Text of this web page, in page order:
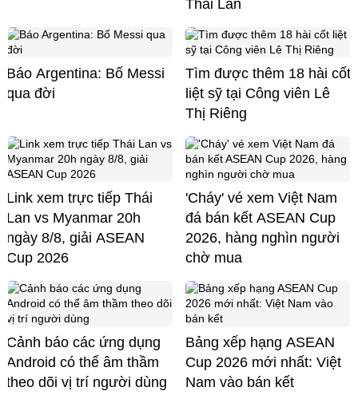
Thái Lan
Báo Argentina: Bố Messi
qua đời
Tìm được thêm 18 hài cốt
liệt sỹ tại Công viên Lê
Thị Riêng
Link xem trực tiếp Thái
Lan vs Myanmar 20h
ngày 8/8, giải ASEAN
Cup 2026
'Cháy' vé xem Việt Nam
đá bán kết ASEAN Cup
2026, hàng nghìn người
chờ mua
Cảnh báo các ứng dụng
Android có thể âm thầm
theo dõi vị trí người dùng
Bảng xếp hạng ASEAN
Cup 2026 mới nhất: Việt
Nam vào bán kết